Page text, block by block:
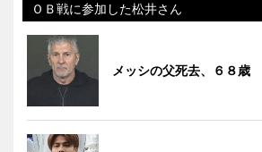
ＯＢ戦に参加した松井さん
メッシの父死去、６８歳